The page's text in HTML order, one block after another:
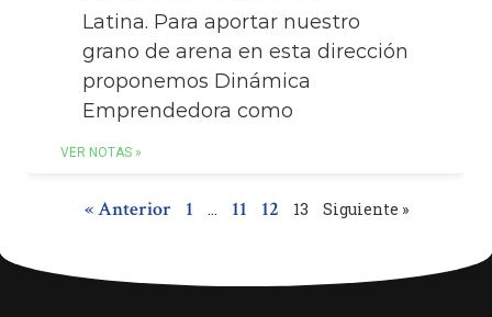
Latina. Para aportar nuestro
grano de arena en esta dirección
proponemos Dinámica
Emprendedora como
VER NOTAS »
« Anterior 1 … 11 12 13 Siguiente »